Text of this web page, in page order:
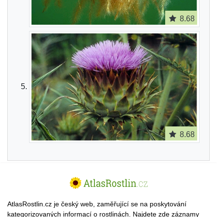
8.68
8.68
AtlasRostlin.cz je český web, zaměřující se na poskytování
kategorizovaných informací o rostlinách. Najdete zde záznamy